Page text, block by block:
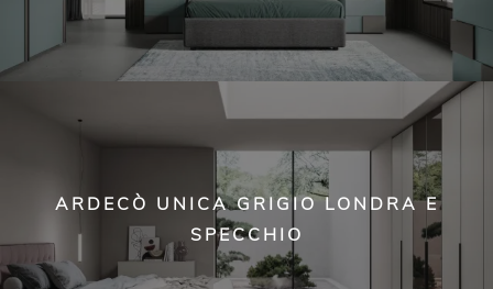
ARDECÒ UNICA GRIGIO LONDRA E
SPECCHIO